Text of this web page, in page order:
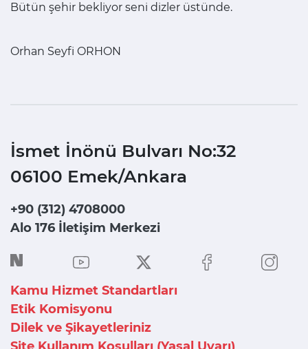
Bütün şehir bekliyor seni dizler üstünde.
Orhan Seyfi ORHON
İsmet İnönü Bulvarı No:32
06100 Emek/Ankara
+90 (312) 4708000
Alo 176 İletişim Merkezi
Kamu Hizmet Standartları
Etik Komisyonu
Dilek ve Şikayetleriniz